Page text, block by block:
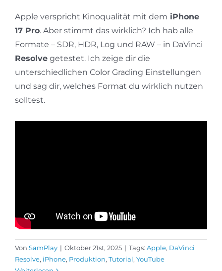
Apple verspricht Kinoqualität mit dem iPhone
17 Pro. Aber stimmt das wirklich? Ich hab alle
Formate – SDR, HDR, Log und RAW – in DaVinci
Resolvegetestet. Ich zeige dir die
unterschiedlichen Color Grading Einstellungen
und sag dir, welches Format du wirklich nutzen
solltest.
Von SamPlay | Oktober 21st, 2025 | Tags: Apple, DaVinci
Resolve, iPhone, Produktion, Tutorial, YouTube